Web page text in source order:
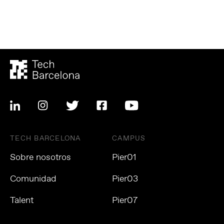
TECH BARCELONA
Sobre nosotros
Comunidad
Talent
CAMPUS
Pier01
Pier03
Pier07